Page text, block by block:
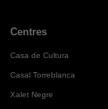
Centres
Casa de Cultura
Casal Torreblanca
Xalet Negre